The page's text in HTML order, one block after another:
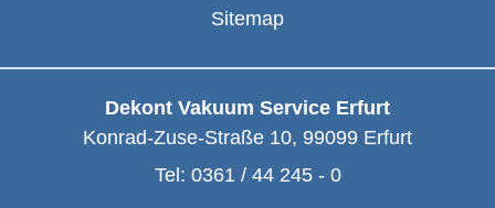
Sitemap
Dekont Vakuum Service Erfurt
Konrad-Zuse-Straße 10, 99099 Erfurt
Tel: 0361 / 44 245 - 0